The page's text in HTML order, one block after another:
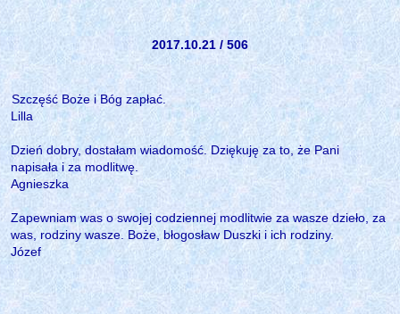
2017.10.21 / 506
Szczęść Boże i Bóg zapłać.
Lilla
Dzień dobry, dostałam wiadomość. Dziękuję za to, że Pani
napisała i za modlitwę.
Agnieszka
Zapewniam was o swojej codziennej modlitwie za wasze dzieło, za
was, rodziny wasze. Boże, błogosław Duszki i ich rodziny.
Józef